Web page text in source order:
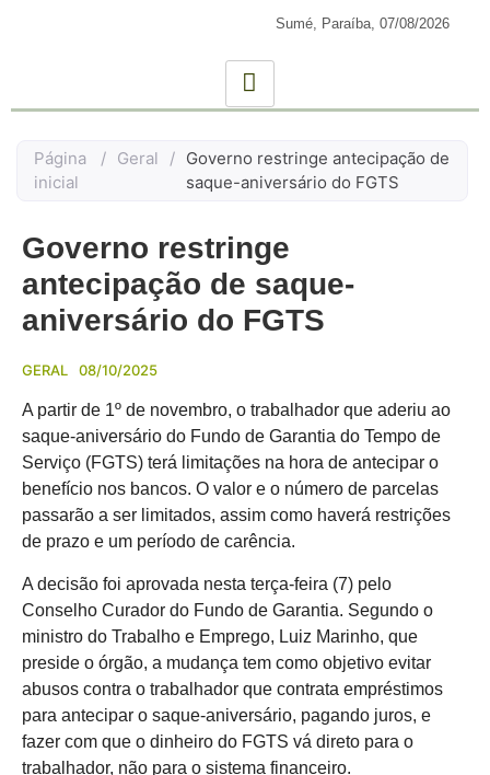
Sumé, Paraíba, 07/08/2026
Página
inicial
/ Geral / Governo restringe antecipação de
saque-aniversário do FGTS
Governo restringe
antecipação de saque-
aniversário do FGTS
GERAL 08/10/2025
A partir de 1º de novembro, o trabalhador que aderiu ao
saque-aniversário do Fundo de Garantia do Tempo de
Serviço (FGTS) terá limitações na hora de antecipar o
benefício nos bancos. O valor e o número de parcelas
passarão a ser limitados, assim como haverá restrições
de prazo e um período de carência.
A decisão foi aprovada nesta terça-feira (7) pelo
Conselho Curador do Fundo de Garantia. Segundo o
ministro do Trabalho e Emprego, Luiz Marinho, que
preside o órgão, a mudança tem como objetivo evitar
abusos contra o trabalhador que contrata empréstimos
para antecipar o saque-aniversário, pagando juros, e
fazer com que o dinheiro do FGTS vá direto para o
trabalhador, não para o sistema financeiro.